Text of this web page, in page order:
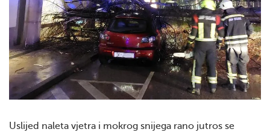
Uslijed naleta vjetra i mokrog snijega rano jutros se